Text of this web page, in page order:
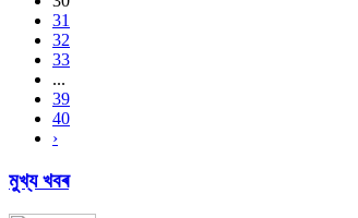
31
32
33
...
39
40
›
মুখ্য খবৰ